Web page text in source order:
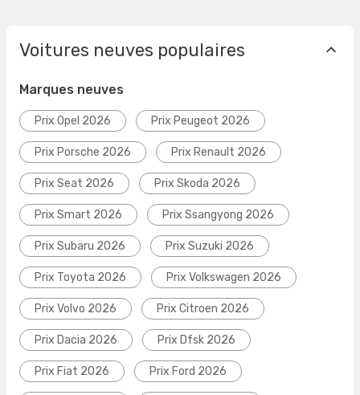
Voitures neuves populaires
Marques neuves
Prix Opel 2026 Prix Peugeot 2026
Prix Porsche 2026 Prix Renault 2026
Prix Seat 2026 Prix Skoda 2026
Prix Smart 2026 Prix Ssangyong 2026
Prix Subaru 2026 Prix Suzuki 2026
Prix Toyota 2026 Prix Volkswagen 2026
Prix Volvo 2026 Prix Citroen 2026
Prix Dacia 2026 Prix Dfsk 2026
Prix Fiat 2026 Prix Ford 2026